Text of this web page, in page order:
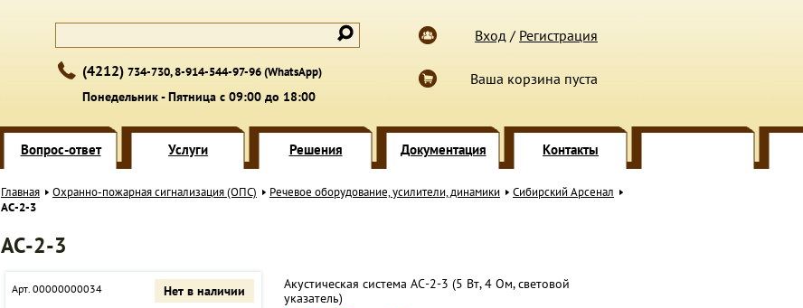
(4212) 734-730, 8-914-544-97-96 (WhatsApp)
Понедельник - Пятница с 09:00 до 18:00
Вход / Регистрация
Ваша корзина пуста
Вопрос-ответ Услуги Решения Документация Контакты
Главная Охранно-пожарная сигнализация (ОПС) Речевое оборудование, усилители, динамики
Сибирский Арсенал
АС-2-3
АС-2-3
Арт. 00000000034 Нет в наличии
Акустическая система АС-2-3 (5 Вт, 4 Ом, световой
указатель)